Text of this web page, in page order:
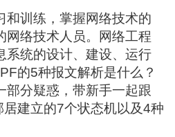
和训练，掌握网络技术的
网络技术人员。网络工程
系统的设计、建设、运行
的5种报文解析是什么？
部分疑惑，带新手一起跟
建立的7个状态机以及4种